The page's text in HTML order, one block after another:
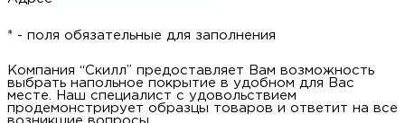
Компания “Скилл” предоставляет Вам возможность
запросить данный образец на дом. Наш специалист с